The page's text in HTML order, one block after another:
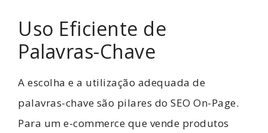
Uso Eficiente de
Palavras-Chave
A escolha e a utilização adequada de
palavras-chave são pilares do SEO On-Page.
Para um e-commerce que vende produtos